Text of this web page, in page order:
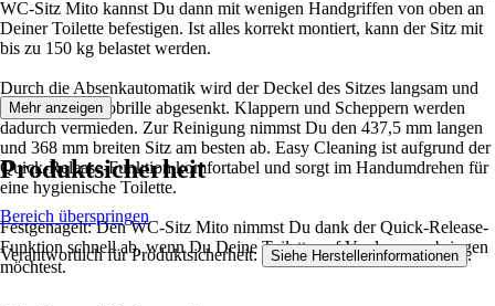
WC-Sitz Mito kannst Du dann mit wenigen Handgriffen von oben an
Deiner Toilette befestigen. Ist alles korrekt montiert, kann der Sitz mit
bis zu 150 kg belastet werden.
Durch die Absenkautomatik wird der Deckel des Sitzes langsam und
sanft auf die Klobrille abgesenkt. Klappern und Scheppern werden
dadurch vermieden. Zur Reinigung nimmst Du den 437,5 mm langen
und 368 mm breiten Sitz am besten ab. Easy Cleaning ist aufgrund der
Quick-Release-Funktion komfortabel und sorgt im Handumdrehen für
eine hygienische Toilette.
Festgenagelt: Den WC-Sitz Mito nimmst Du dank der Quick-Release-
Funktion schnell ab, wenn Du Deine Toilette auf Vordermann bringen
möchtest.
Mehr anzeigen
Produktsicherheit
Bereich überspringen
Verantwortlich für Produktsicherheit: Siehe Herstellerinformationen .